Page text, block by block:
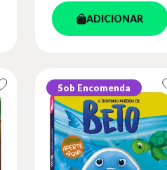
ADICIONAR
Sob Encomenda